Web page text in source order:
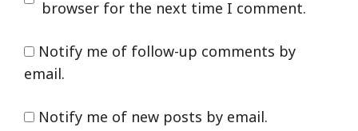
browser for the next time I comment.
Notify me of follow-up comments by
email.
Notify me of new posts by email.